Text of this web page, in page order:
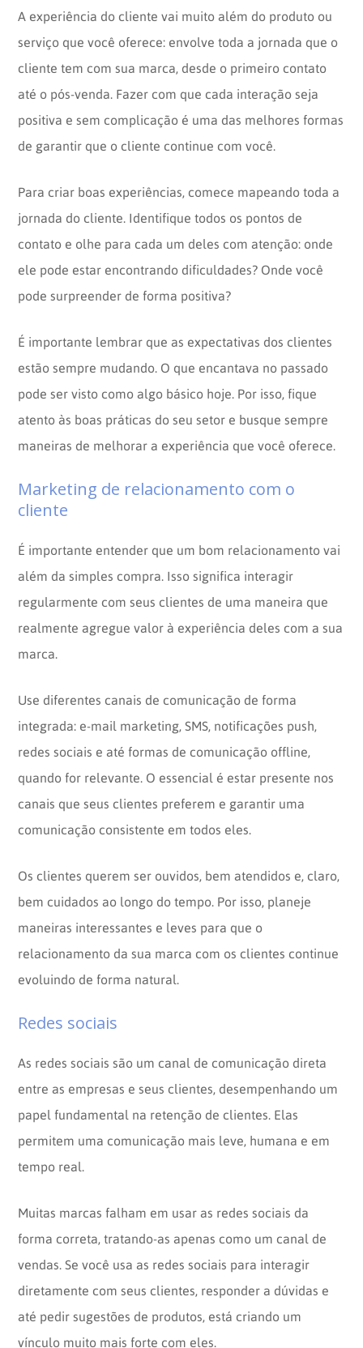
A experiência do cliente vai muito além do produto ou
serviço que você oferece: envolve toda a jornada que o
cliente tem com sua marca, desde o primeiro contato
até o pós-venda. Fazer com que cada interação seja
positiva e sem complicação é uma das melhores formas
de garantir que o cliente continue com você.
Para criar boas experiências, comece mapeando toda a
jornada do cliente. Identifique todos os pontos de
contato e olhe para cada um deles com atenção: onde
ele pode estar encontrando dificuldades? Onde você
pode surpreender de forma positiva?
É importante lembrar que as expectativas dos clientes
estão sempre mudando. O que encantava no passado
pode ser visto como algo básico hoje. Por isso, fique
atento às boas práticas do seu setor e busque sempre
maneiras de melhorar a experiência que você oferece.
Marketing de relacionamento com o
cliente
É importante entender que um bom relacionamento vai
além da simples compra. Isso significa interagir
regularmente com seus clientes de uma maneira que
realmente agregue valor à experiência deles com a sua
marca.
Use diferentes canais de comunicação de forma
integrada: e-mail marketing, SMS, notificações push,
redes sociais e até formas de comunicação offline,
quando for relevante. O essencial é estar presente nos
canais que seus clientes preferem e garantir uma
comunicação consistente em todos eles.
Os clientes querem ser ouvidos, bem atendidos e, claro,
bem cuidados ao longo do tempo. Por isso, planeje
maneiras interessantes e leves para que o
relacionamento da sua marca com os clientes continue
evoluindo de forma natural.
Redes sociais
As redes sociais são um canal de comunicação direta
entre as empresas e seus clientes, desempenhando um
papel fundamental na retenção de clientes. Elas
permitem uma comunicação mais leve, humana e em
tempo real.
Muitas marcas falham em usar as redes sociais da
forma correta, tratando-as apenas como um canal de
vendas. Se você usa as redes sociais para interagir
diretamente com seus clientes, responder a dúvidas e
até pedir sugestões de produtos, está criando um
vínculo muito mais forte com eles.